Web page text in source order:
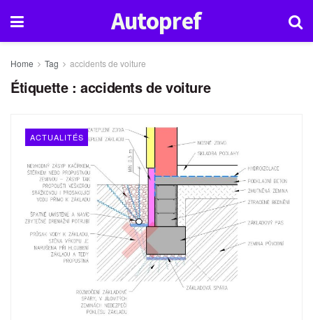
Autopref
Home Tag accidents de voiture
Étiquette :accidents de voiture
ACTUALITÉS